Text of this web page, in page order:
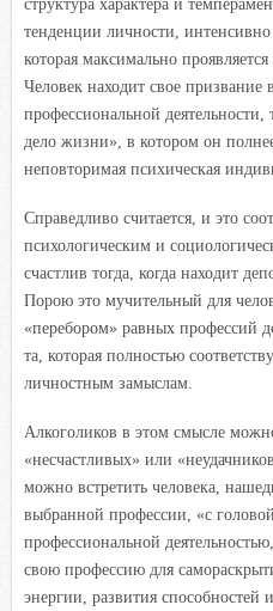
тенденции личности,
которая максимально
Человек находит свое призвание
профессиональной деятельности,
дело жизни», в котором он
неповторимая психическая
Справедливо считается, и это
психологическим и
счастлив тогда, когда находит
Порою это мучительный для
«перебором» равных профессий
та, которая полностью
личностным замыслам.
Алкоголиков в этом смысле
«несчастливых» или
можно встретить человека,
выбранной профессии, «с
профессиональной
свою профессию для
энергии, развития